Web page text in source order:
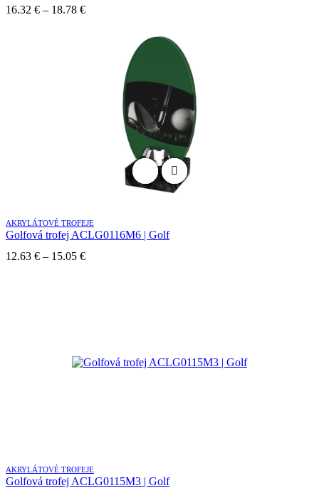
16.32 € – 18.78 €Price
AKRYLÁTOVÉ TROFEJE
Golfová trofej ACLG0116M6 | Golf
12.63 € – 15.05 €Price
AKRYLÁTOVÉ TROFEJE
Golfová trofej ACLG0115M3 | Golf